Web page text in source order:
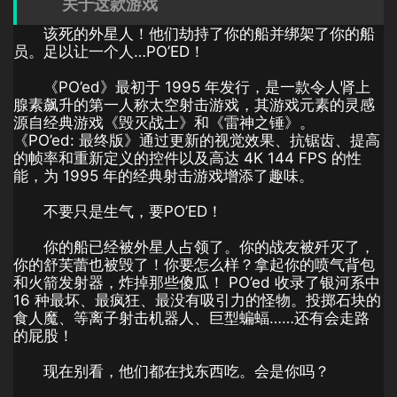
关于这款游戏
该死的外星人！他们劫持了你的船并绑架了你的船
员。足以让一个人…PO’ED！
《PO’ed》最初于 1995 年发行，是一款令人肾上
腺素飙升的第一人称太空射击游戏，其游戏元素的灵感
源自经典游戏《毁灭战士》和《雷神之锤》。
《PO’ed: 最终版》通过更新的视觉效果、抗锯齿、提高
的帧率和重新定义的控件以及高达 4K 144 FPS 的性
能，为 1995 年的经典射击游戏增添了趣味。
不要只是生气，要PO’ED！
你的船已经被外星人占领了。你的战友被歼灭了，
你的舒芙蕾也被毁了！你要怎么样？拿起你的喷气背包
和火箭发射器，炸掉那些傻瓜！ PO’ed 收录了银河系中
16 种最坏、最疯狂、最没有吸引力的怪物。投掷石块的
食人魔、等离子射击机器人、巨型蝙蝠……还有会走路
的屁股！
现在别看，他们都在找东西吃。会是你吗？